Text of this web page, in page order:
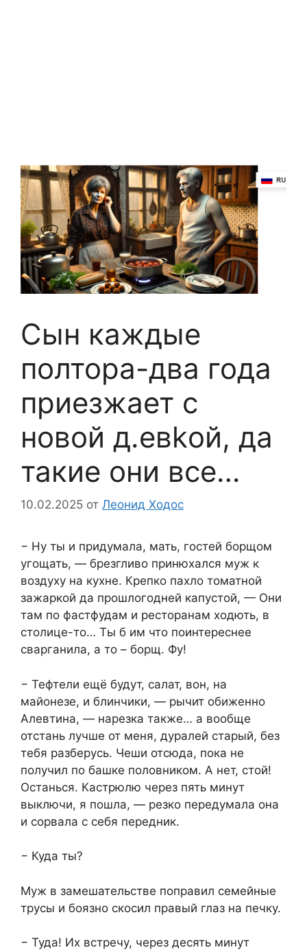
Сын каждые
полтора-два года
приезжает с
новой д.евkой, да
такие они все…
10.02.2025 от Леонид Ходос
− Ну ты и придумала, мать, гостей борщом
угощать, — брезгливо принюхался муж к
воздуху на кухне. Крепко пахло томатной
зажаркой да прошлогодней капустой, — Они
там по фастфудам и ресторанам ходють, в
столице-то… Ты б им что поинтереснее
сварганила, а то – борщ. Фу!
− Тефтели ещё будут, салат, вон, на
майонезе, и блинчики, — рычит обиженно
Алевтина, — нарезка также… а вообще
отстань лучше от меня, дуралей старый, без
тебя разберусь. Чеши отсюда, пока не
получил по башке половником. А нет, стой!
Останься. Кастрюлю через пять минут
выключи, я пошла, — резко передумала она
и сорвала с себя передник.
− Куда ты?
Муж в замешательстве поправил семейные
трусы и боязно скосил правый глаз на печку.
− Туда! Их встречу, через десять минут